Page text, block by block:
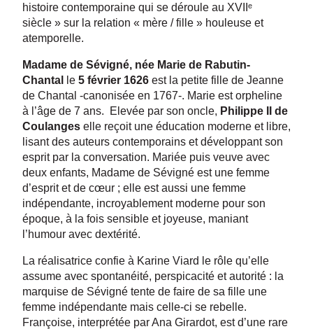
histoire contemporaine qui se déroule au XVIIᵉ
siècle » sur la relation « mère / fille » houleuse et
atemporelle.
Madame de Sévigné, née Marie de Rabutin-
Chantal
le 5 février 1626 est la petite fille de Jeanne
de Chantal -canonisée en 1767-. Marie est orpheline
à l’âge de 7 ans. Elevée par son oncle, Philippe II de
Coulanges elle reçoit une éducation moderne et libre,
lisant des auteurs contemporains et développant son
esprit par la conversation. Mariée puis veuve avec
deux enfants, Madame de Sévigné est une femme
d’esprit et de cœur ; elle est aussi une femme
indépendante, incroyablement moderne pour son
époque, à la fois sensible et joyeuse, maniant
l’humour avec dextérité.
La réalisatrice confie à Karine Viard le rôle qu’elle
assume avec spontanéité, perspicacité et autorité : la
marquise de Sévigné tente de faire de sa fille une
femme indépendante mais celle-ci se rebelle.
Françoise, interprétée par Ana Girardot, est d’une rare